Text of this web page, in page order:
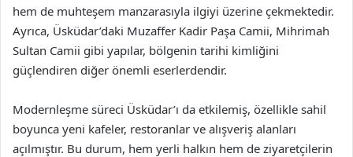
hem de muhteşem manzarasıyla ilgiyi üzerine çekmektedir.
Ayrıca, Üsküdar’daki Muzaffer Kadir Paşa Camii, Mihrimah
Sultan Camii gibi yapılar, bölgenin tarihi kimliğini
güçlendiren diğer önemli eserlerdendir.
Modernleşme süreci Üsküdar’ı da etkilemiş, özellikle sahil
boyunca yeni kafeler, restoranlar ve alışveriş alanları
açılmıştır. Bu durum, hem yerli halkın hem de ziyaretçilerin